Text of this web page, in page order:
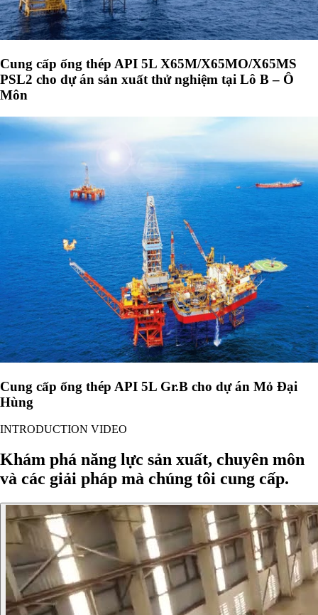
Cung cấp ống thép API 5L X65M/X65MO/X65MS
PSL2 cho dự án sản xuất thử nghiệm tại Lô B – Ô
Môn
Cung cấp ống thép API 5L Gr.B cho dự án Mỏ Đại
Hùng
INTRODUCTION VIDEO
Khám phá năng lực sản xuất, chuyên môn
và các giải pháp mà chúng tôi cung cấp.